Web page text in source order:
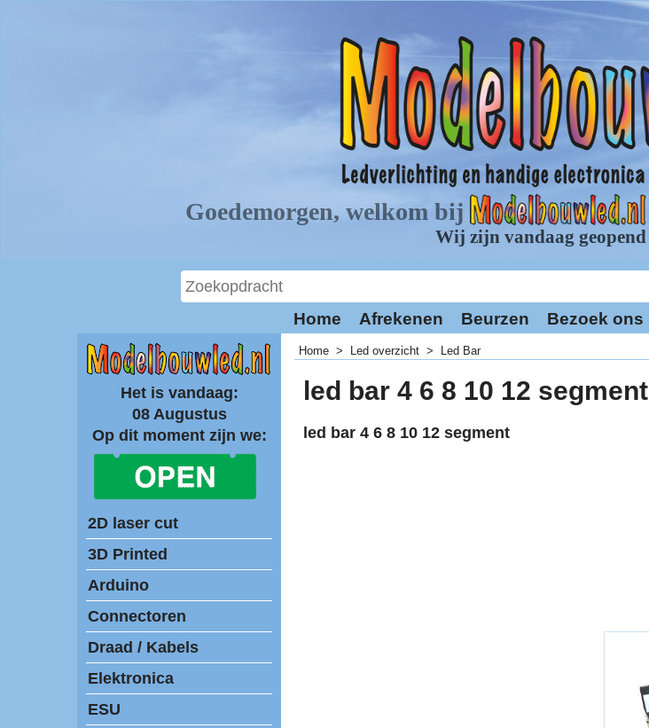
Home Afrekenen Beurzen Bezoek ons
Het is vandaag:
08 Augustus
Op dit moment zijn we:
2D laser cut
3D Printed
Arduino
Connectoren
Draad / Kabels
Elektronica
ESU
Home > Led overzicht > Led Bar
led bar 4 6 8 10 12 segment
led bar 4 6 8 10 12 segment